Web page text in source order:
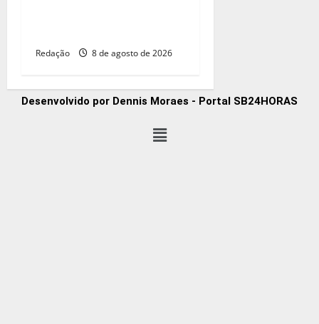
Redação 8 de agosto de 2026
Desenvolvido por Dennis Moraes - Portal SB24HORAS